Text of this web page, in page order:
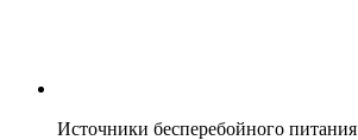
Источники бесперебойного питания